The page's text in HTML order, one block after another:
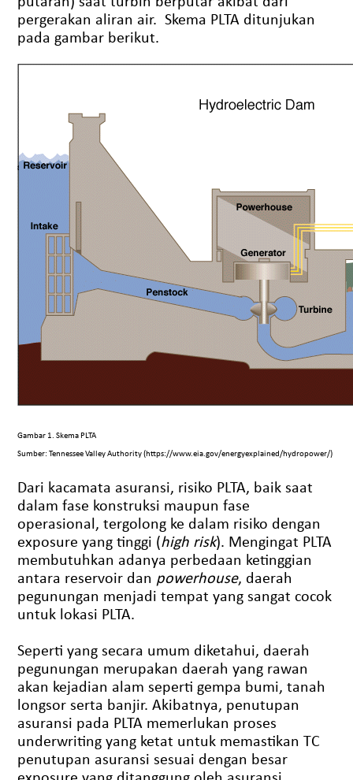
pergerakan aliran air. Skema PLTA ditunjukan
pada gambar berikut.
Gambar 1. Skema PLTA
Sumber: Tennessee Valley Authority (https://www.eia.gov/energyexplained/hydropower/)
Dari kacamata asuransi, risiko PLTA, baik saat
dalam fase konstruksi maupun fase
operasional, tergolong ke dalam risiko dengan
exposure yang tinggi (high risk). Mengingat PLTA
membutuhkan adanya perbedaan ketinggian
antara reservoir dan powerhouse, daerah
pegunungan menjadi tempat yang sangat cocok
untuk lokasi PLTA.
Seperti yang secara umum diketahui, daerah
pegunungan merupakan daerah yang rawan
akan kejadian alam seperti gempa bumi, tanah
longsor serta banjir. Akibatnya, penutupan
asuransi pada PLTA memerlukan proses
underwriting yang ketat untuk memastikan TC
penutupan asuransi sesuai dengan besar